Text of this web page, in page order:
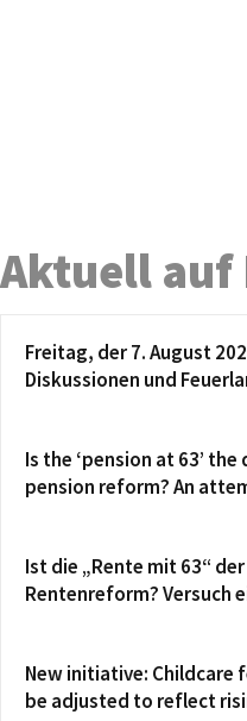
Aktuell auf
Freitag, der 7. August
Diskussionen und
Is the ‘pension at 63’
pension reform? An
Ist die „Rente mit 63“
Rentenreform? Versuch
New initiative: Childcare
be adjusted to reflect